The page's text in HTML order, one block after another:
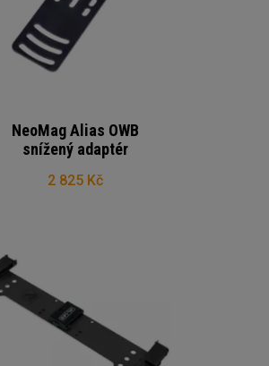
NeoMag Alias OWB
snížený adaptér
2 825 Kč